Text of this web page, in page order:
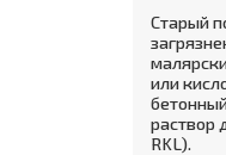
Старый
или
раствор
RKL).